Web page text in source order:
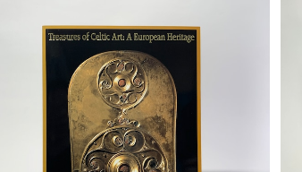
「ケルト美術展 古代ヨーロッパの至宝」図録
¥900